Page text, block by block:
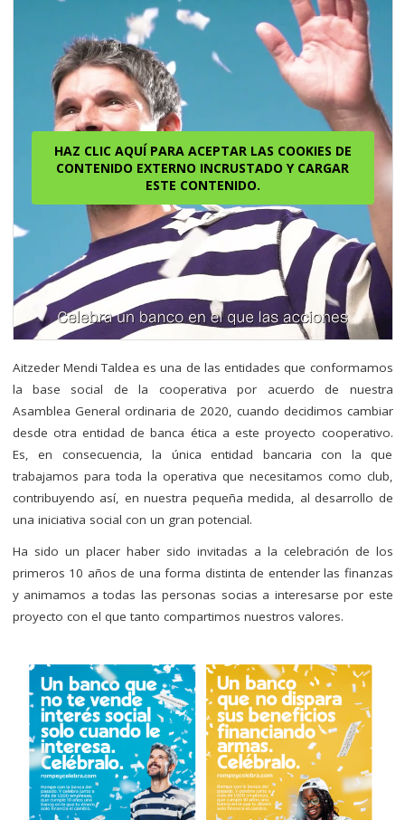
HAZ CLIC AQUÍ PARA ACEPTAR LAS COOKIES DE
CONTENIDO EXTERNO INCRUSTADO Y CARGAR
ESTE CONTENIDO.
Aitzeder Mendi Taldea es una de las entidades que conformamos
la base social de la cooperativa por acuerdo de nuestra
Asamblea General ordinaria de 2020, cuando decidimos cambiar
desde otra entidad de banca ética a este proyecto cooperativo.
Es, en consecuencia, la única entidad bancaria con la que
trabajamos para toda la operativa que necesitamos como club,
contribuyendo así, en nuestra pequeña medida, al desarrollo de
una iniciativa social con un gran potencial.
Ha sido un placer haber sido invitadas a la celebración de los
primeros 10 años de una forma distinta de entender las finanzas
y animamos a todas las personas socias a interesarse por este
proyecto con el que tanto compartimos nuestros valores.